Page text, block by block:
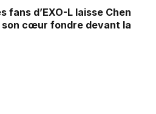
fans d’EXO-L laisse Chen
son cœur fondre devant la